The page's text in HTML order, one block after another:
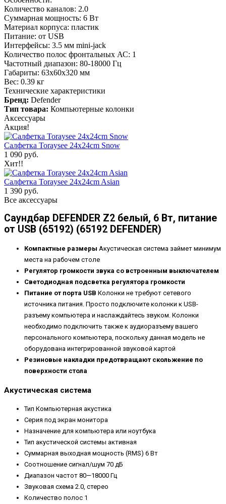
Количество каналов: 2.0
Суммарная мощность: 6 Вт
Материал корпуса: пластик
Питание: от USB
Интерфейсы: 3.5 мм mini-jack
Количество полос фронтальных АС: 1
Частотный диапазон: 80-18000 Гц
Габариты: 63х60х320 мм
Вес: 0.39 кг
Технические характеристики
Бренд: Defender
Тип товара: Компьютерные колонки
Аксессуары
Акция!
Салфетка Toraysee 24x24cm Snow
1 090 руб.
Хит!!
Салфетка Toraysee 24x24cm Asian
1 390 руб.
Все аксессуары
Саундбар DEFENDER Z2 белый, 6 Вт, питание
от USB (65192) (65192 DEFENDER)
Компактные размеры Акустическая система займет минимум
места на рабочем столе
Регулятор громкости звука со встроенным выключателем
Светодиодная подсветка регулятора громкости
Питание от порта USB Колонки не требуют сетевого
источника питания. Просто подключите колонки к USB-
разъему компьютера и наслаждайтесь звуком. Колонки
необходимо подключить также к аудиоразъему вашего
персонального компьютера, поскольку данная модель не
оборудована интегрированной звуковой картой
Резиновые накладки предотвращают скольжение по
поверхности стола
Акустическая система
Тип Компьютерная акустика
Серия под экран монитора
Назначение для компьютера или ноутбука
Тип акустической системы активная
Суммарная выходная мощность (RMS) 6 Вт
Соотношение сигнал/шум 70 дБ
Диапазон частот 80—18000 Гц
Звуковая схема 2.0, стерео
Количество полос 1